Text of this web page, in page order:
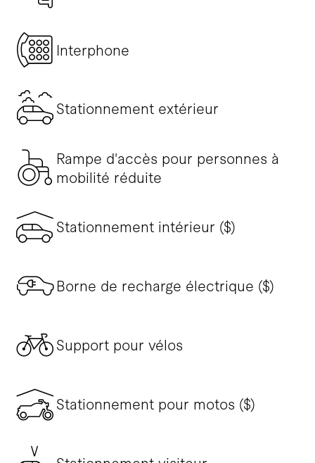
Interphone
Stationnement extérieur
Rampe d'accès pour personnes à
mobilité réduite
Stationnement intérieur ($)
Borne de recharge électrique ($)
Support pour vélos
Stationnement pour motos ($)